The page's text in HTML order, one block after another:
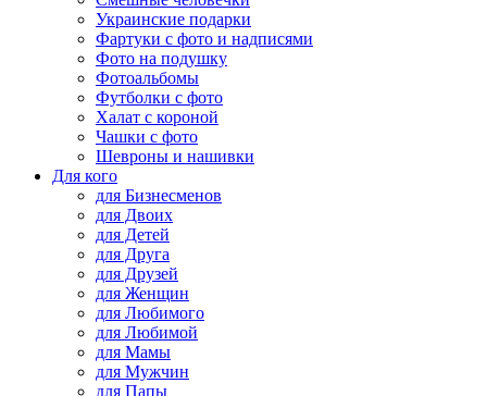
Украинские подарки
Фартуки с фото и надписями
Фото на подушку
Фотоальбомы
Футболки с фото
Халат с короной
Чашки с фото
Шевроны и нашивки
Для кого
для Бизнесменов
для Двоих
для Детей
для Друга
для Друзей
для Женщин
для Любимого
для Любимой
для Мамы
для Мужчин
для Папы